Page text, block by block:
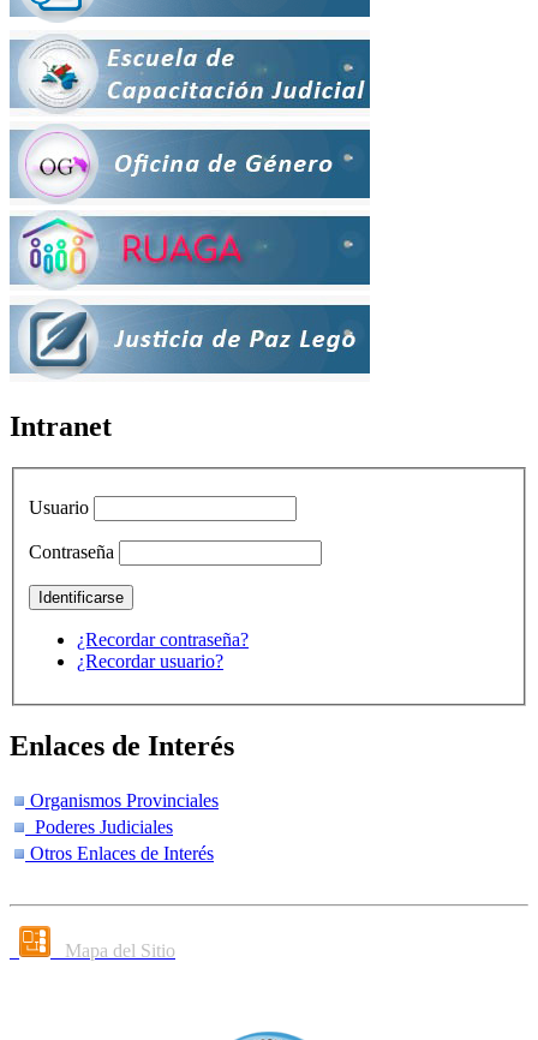
Intranet
Usuario
Contraseña
¿Recordar contraseña?
¿Recordar usuario?
Enlaces de Interés
Organismos Provinciales
Poderes Judiciales
Otros Enlaces de Interés
Mapa del Sitio